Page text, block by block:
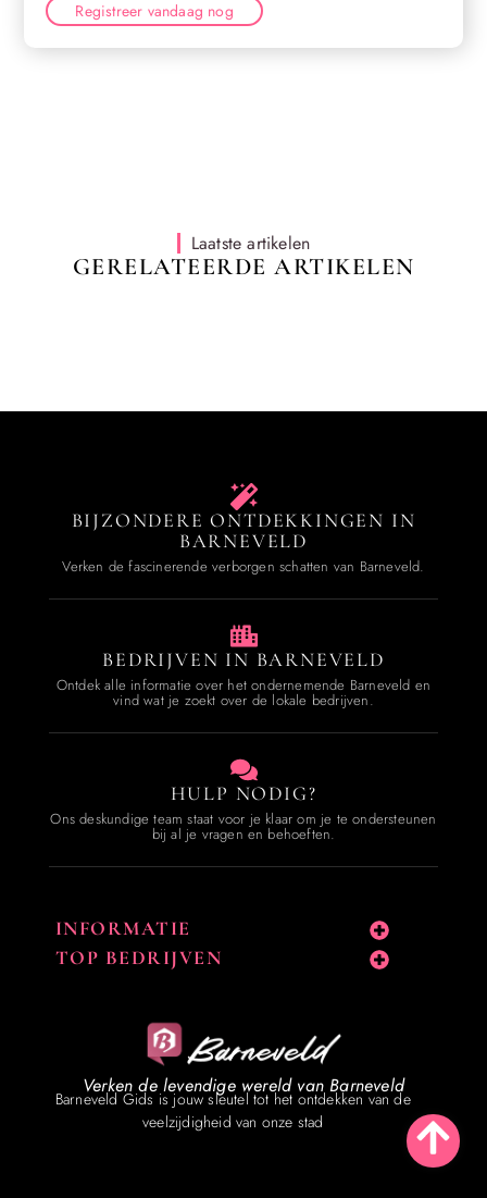
Registreer vandaag nog
Laatste artikelen
GERELATEERDE ARTIKELEN
BIJZONDERE ONTDEKKINGEN IN
BARNEVELD
Verken de fascinerende verborgen schatten van Barneveld.
BEDRIJVEN IN BARNEVELD
Ontdek alle informatie over het ondernemende Barneveld en
vind wat je zoekt over de lokale bedrijven.
HULP NODIG?
Ons deskundige team staat voor je klaar om je te ondersteunen
bij al je vragen en behoeften.
INFORMATIE
TOP BEDRIJVEN
Verken de levendige wereld van Barneveld
Barneveld Gids is jouw sleutel tot het ontdekken van de
veelzijdigheid van onze stad